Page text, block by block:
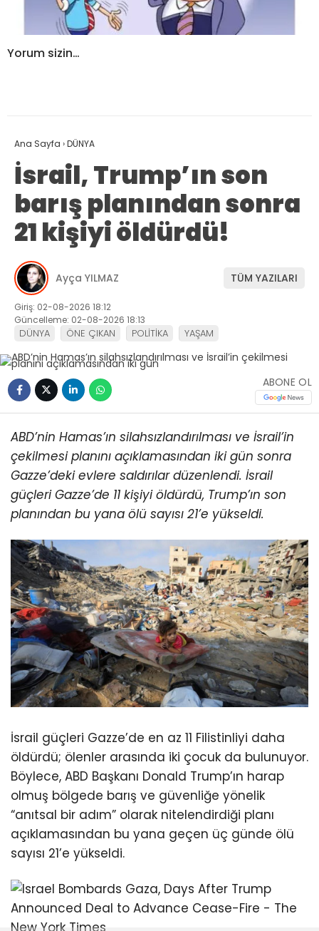
Yorum sizin…
Ana Sayfa ›DÜNYA
İsrail, Trump’ın son
barış planından sonra
21 kişiyi öldürdü!
Ayça YILMAZ TÜM YAZILARI
Giriş: 02-08-2026 18:12
Güncelleme: 02-08-2026 18:13
DÜNYA ÖNE ÇIKAN POLİTİKA YAŞAM
ABONE OL
ABD’nin Hamas’ın silahsızlandırılması ve İsrail’in
çekilmesi planını açıklamasından iki gün sonra
Gazze’deki evlere saldırılar düzenlendi. İsrail
güçleri Gazze’de 11 kişiyi öldürdü, Trump’ın son
planından bu yana ölü sayısı 21’e yükseldi.
İsrail güçleri Gazze’de en az 11 Filistinliyi daha
öldürdü; ölenler arasında iki çocuk da bulunuyor.
Böylece, ABD Başkanı Donald Trump’ın harap
olmuş bölgede barış ve güvenliğe yönelik
“anıtsal bir adım” olarak nitelendirdiği planı
açıklamasından bu yana geçen üç günde ölü
sayısı 21’e yükseldi.